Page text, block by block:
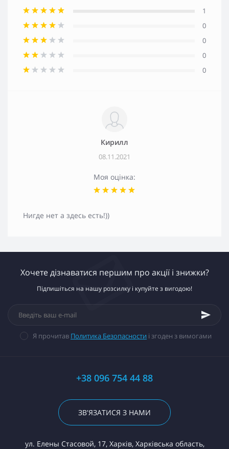
1
0
0
0
0
Кирилл
08.11.2021
Моя оцінка:
Нигде нет а здесь есть!))
Хочете дізнаватися першим про акції і знижки?
Підпишіться на нашу розсилку і купуйте з вигодою!
Я прочитав Политика Безопасности і згоден з вимогами
+38 096 754 44 88
ЗВ'ЯЗАТИСЯ З НАМИ
ул. Елены Стасовой, 17, Харків, Харківська область,